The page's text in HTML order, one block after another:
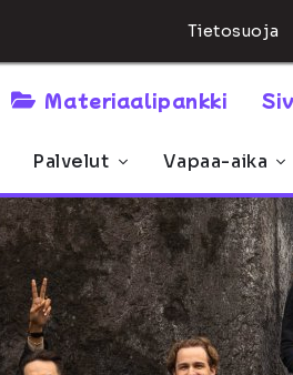
Tietosuoja
Materiaalipankki
Palvelut Vapaa-aika